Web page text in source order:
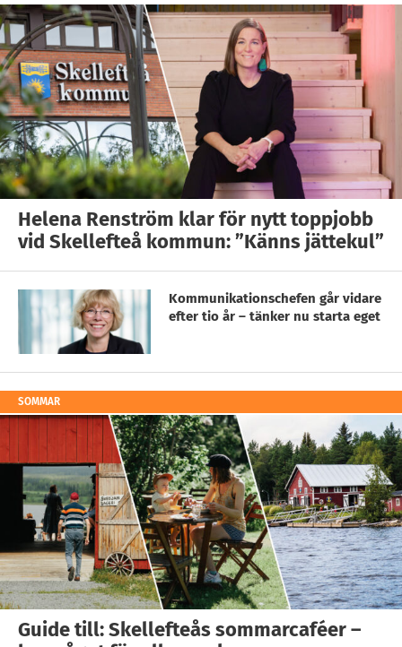
Helena Renström klar för nytt toppjobb
vid Skellefteå kommun: ”Känns jättekul”
Kommunikationschefen går vidare
efter tio år – tänker nu starta eget
SOMMAR
Guide till: Skellefteås sommarcaféer –